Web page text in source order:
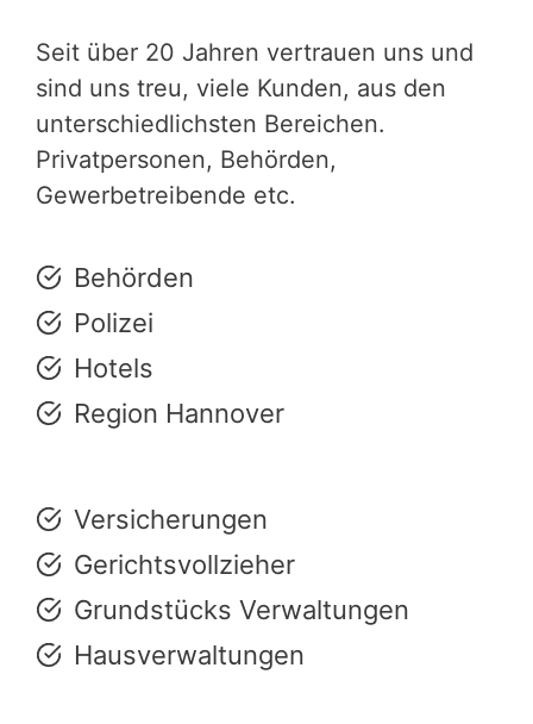
Seit über 20 Jahren vertrauen uns und
sind uns treu, viele Kunden, aus den
unterschiedlichsten Bereichen.
Privatpersonen, Behörden,
Gewerbetreibende etc.
Behörden
Polizei
Hotels
Region Hannover
Versicherungen
Gerichtsvollzieher
Grundstücks Verwaltungen
Hausverwaltungen